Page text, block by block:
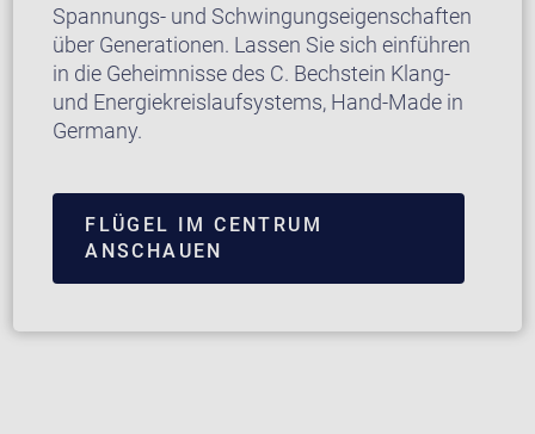
Spannungs- und Schwingungseigenschaften
über Generationen. Lassen Sie sich einführen
in die Geheimnisse des C. Bechstein Klang-
und Energiekreislaufsystems, Hand-Made in
Germany.
FLÜGEL IM CENTRUM
ANSCHAUEN